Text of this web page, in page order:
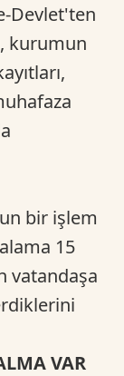
Devlet'ten
kurumun
bir işlem
15
vatandaşa
VAR